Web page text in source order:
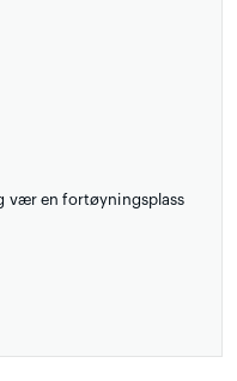
vær en fortøyningsplass